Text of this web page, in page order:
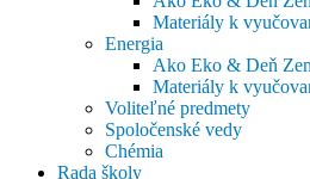
Materiály k
Energia
Ako Eko & Deň
Materiály k
Voliteľné predmety
Spoločenské vedy
Chémia
Rada školy